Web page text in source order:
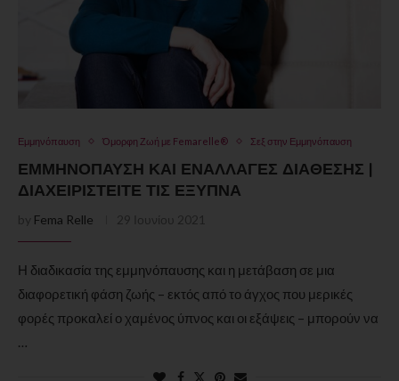
Εμμηνόπαυση Όμορφη Ζωή με Femarelle® Σεξ στην Εμμηνόπαυση
ΕΜΜΗΝΌΠΑΥΣΗ ΚΑΙ ΕΝΑΛΛΑΓΈΣ ΔΙΆΘΕΣΗΣ |
ΔΙΑΧΕΙΡΙΣΤΕΊΤΕ ΤΙΣ ΈΞΥΠΝΑ
by Fema Relle 29 Ιουνίου 2021
Η διαδικασία της εμμηνόπαυσης και η μετάβαση σε μια
διαφορετική φάση ζωής – εκτός από το άγχος που μερικές
φορές προκαλεί ο χαμένος ύπνος και οι εξάψεις – μπορούν να
…